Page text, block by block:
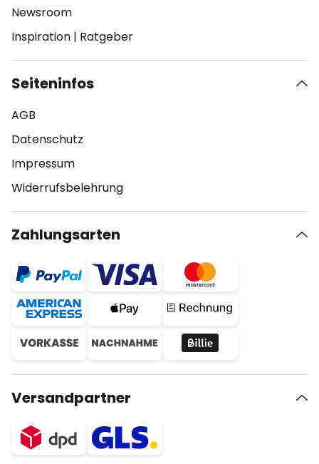
Newsroom
Inspiration | Ratgeber
Seiteninfos
AGB
Datenschutz
Impressum
Widerrufsbelehrung
Zahlungsarten
Versandpartner